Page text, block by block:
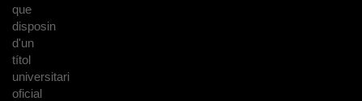
que
disposin
d'un
títol
universitari
oficial